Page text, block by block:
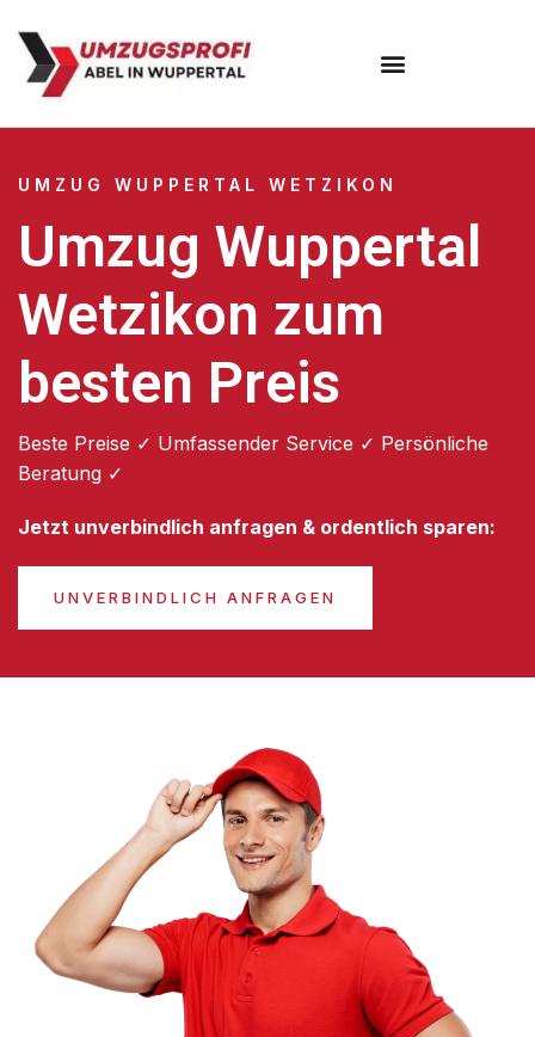
UMZUG WUPPERTAL WETZIKON
Umzug Wuppertal
Wetzikon zum
besten Preis
Beste Preise ✓ Umfassender Service ✓ Persönliche
Beratung ✓
Jetzt unverbindlich anfragen & ordentlich sparen:
UNVERBINDLICH ANFRAGEN